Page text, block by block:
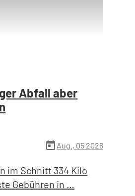
Abfall aber
today Aug., 05 2026
im Schnitt 334 Kilo
Gebühren in …